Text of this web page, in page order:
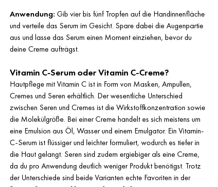
Anwendung: Gib vier bis fünf Tropfen auf die Handinnenfläche
und verteile das Serum im Gesicht. Spare dabei die Augenpartie
aus und lasse das Serum einen Moment einziehen, bevor du
deine Creme aufträgst.
Vitamin C-Serum oder Vitamin C-Creme?
Hautpflege mit Vitamin C ist in Form von Masken, Ampullen,
Cremes und Seren erhältlich. Der wesentliche Unterschied
zwischen Seren und Cremes ist die Wirkstoffkonzentration sowie
die Molekülgröße. Bei einer Creme handelt es sich meistens um
eine Emulsion aus Öl, Wasser und einem Emulgator. Ein Vitamin-
C-Serum ist flüssiger und leichter formuliert, wodurch es tiefer in
die Haut gelangt. Seren sind zudem ergiebiger als eine Creme,
da du pro Anwendung deutlich weniger Produkt benötigst. Trotz
der Unterschiede sind beide Varianten echte Favoriten in der